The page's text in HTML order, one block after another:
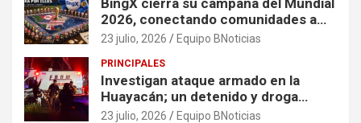
2026, conectando comunidades a
través de experiencias exclusivas
23 julio, 2026 Equipo BNoticias
PRINCIPALES
Investigan ataque armado en la
Huayacán; un detenido y droga
asegurada tras persecución
23 julio, 2026 Equipo BNoticias